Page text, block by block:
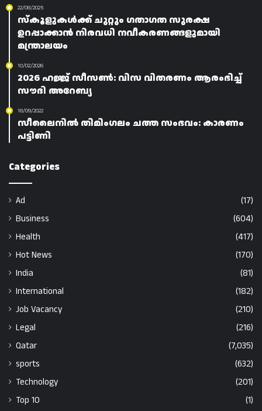
22/08/2025
സ്‌കൂളുകൾക്ക് ചുറ്റും ഗതാഗത സുരക്ഷ
ഉറപ്പാക്കാൻ നിരവധി നവീകരണങ്ങളുമായി
മന്ത്രാലയം
10/02/2026
2026 ഹജ്ജ് സീസൺ: വിസ വിതരണം ആരംഭിച്ച്
സൗദി അറേബ്യ
18/09/2022
സീലൈനിൽ തിമിംഗലം ചത്ത സംഭവം: കാരണം
പട്ടിണി
Categories
Ad
(17)
Business
(604)
Health
(417)
Hot News
(170)
India
(81)
International
(182)
Job Vacancy
(210)
Legal
(216)
Qatar
(7,035)
sports
(632)
Technology
(201)
Top 10
(1)